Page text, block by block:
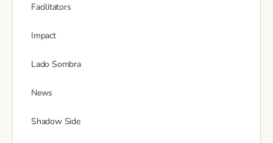
Facilitators
Impact
Lado Sombra
News
Shadow Side